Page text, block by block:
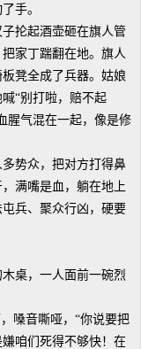
手。
抡起酒壶砸在旗人管
家丁踹翻在地。旗人
凳全成了兵器。姑娘
“别打啦，赔不起
腥气混在一起，像是修
势众，把对方打得鼻
满嘴是血，躺在地上
兵、聚众行凶，硬要
桌，一人面前一碗烈
嗓音嘶哑，“你说要把
咱们死得不够快！在